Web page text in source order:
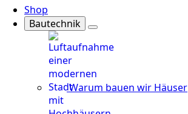
Shop
Bautechnik
Warum bauen wir Häuser